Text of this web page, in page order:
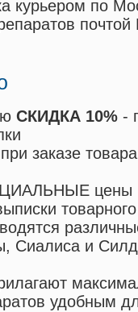
курьером по
СКИДКА 10% -
при заказе
цены
Сиалиса и
удобным